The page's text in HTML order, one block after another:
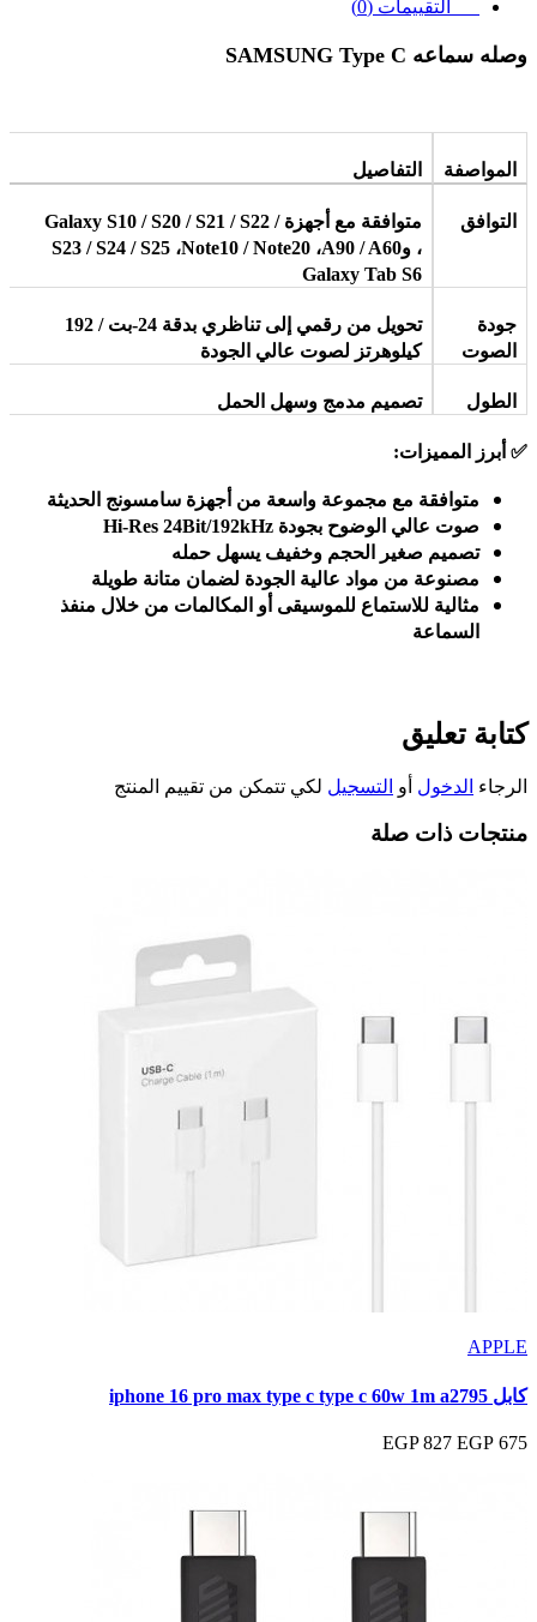
التقييمات (0)
وصله سماعه SAMSUNG Type C
المواصفة التفاصيل
التوافق متوافقة مع أجهزة Galaxy S10 / S20 / S21 / S22 /
S23 / S24 / S25 ،Note10 / Note20 ،A90 / A60، و
Galaxy Tab S6
جودة
الصوت
تحويل من رقمي إلى تناظري بدقة 24-بت / 192
كيلوهرتز لصوت عالي الجودة
الطول تصميم مدمج وسهل الحمل
✅ أبرز المميزات:
متوافقة مع مجموعة واسعة من أجهزة سامسونج الحديثة
صوت عالي الوضوح بجودة
تصميم صغير الحجم وخفيف يسهل حمله
مصنوعة من مواد عالية الجودة لضمان متانة طويلة
مثالية للاستماع للموسيقى أو المكالمات من خلال منفذ
السماعة
كتابة تعليق
الرجاء الدخول أو التسجيل لكي تتمكن من تقييم المنتج
منتجات ذات صلة
APPLE
كابل iphone 16 pro max type c type c 60w 1m a2795
675 EGP
827 EGP